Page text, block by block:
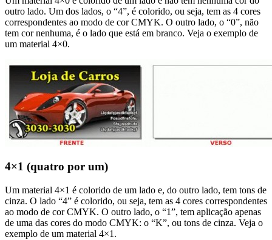
outro lado. Um dos lados, o “4”, é colorido, ou seja, tem as 4 cores
correspondentes ao modo de cor CMYK. O outro lado, o “0”, não
tem cor nenhuma, é o lado que está em branco. Veja o exemplo de
um material 4×0.
4×1 (quatro por um)
Um material 4×1 é colorido de um lado e, do outro lado, tem tons de
cinza. O lado “4” é colorido, ou seja, tem as 4 cores correspondentes
ao modo de cor CMYK. O outro lado, o “1”, tem aplicação apenas
de uma das cores do modo CMYK: o “K”, ou tons de cinza. Veja o
exemplo de um material 4×1.